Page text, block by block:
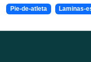
Pie-de-atleta Laminas-